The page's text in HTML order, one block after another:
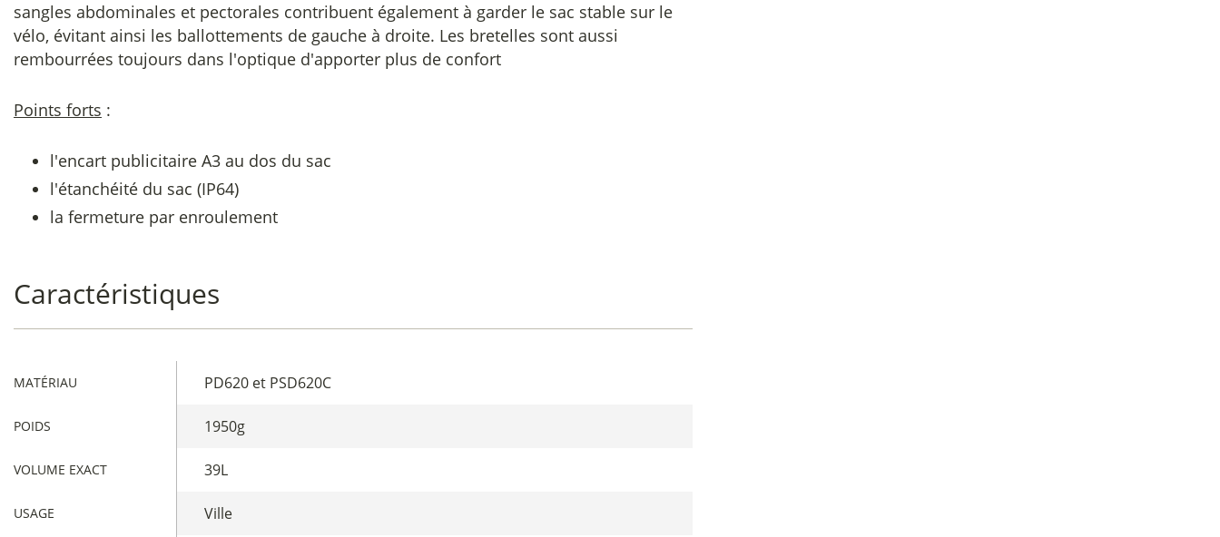
sangles abdominales et pectorales contribuent également à garder le sac stable sur le
vélo, évitant ainsi les ballottements de gauche à droite. Les bretelles sont aussi
rembourrées toujours dans l'optique d'apporter plus de confort
Points forts :
l'encart publicitaire A3 au dos du sac
l'étanchéité du sac (IP64)
la fermeture par enroulement
Caractéristiques
MATÉRIAU PD620 et PSD620C
POIDS 1950g
VOLUME EXACT 39L
USAGE Ville